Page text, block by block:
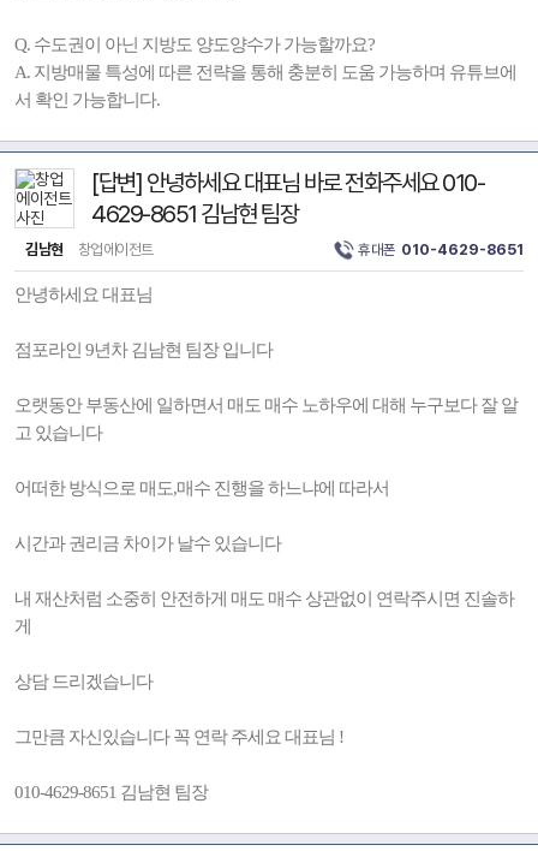
Q. 수도권이 아닌 지방도 양도양수가 가능할까요?
A. 지방매물 특성에 따른 전략을 통해 충분히 도움 가능하며 유튜브에
서 확인 가능합니다.
[답변] 안녕하세요 대표님 바로 전화주세요 010-
4629-8651 김남현 팀장
김남현 창업에이전트 휴대폰 010-4629-8651
안녕하세요 대표님
점포라인 9년차 김남현 팀장 입니다
오랫동안 부동산에 일하면서 매도 매수 노하우에 대해 누구보다 잘 알
고 있습니다
어떠한 방식으로 매도,매수 진행을 하느냐에 따라서
시간과 권리금 차이가 날수 있습니다
내 재산처럼 소중히 안전하게 매도 매수 상관없이 연락주시면 진솔하
게
상담 드리겠습니다
그만큼 자신있습니다 꼭 연락 주세요 대표님 !
010-4629-8651 김남현 팀장